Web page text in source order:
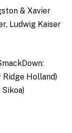
& Xavier
Ludwig Kaiser
Ridge Holland)